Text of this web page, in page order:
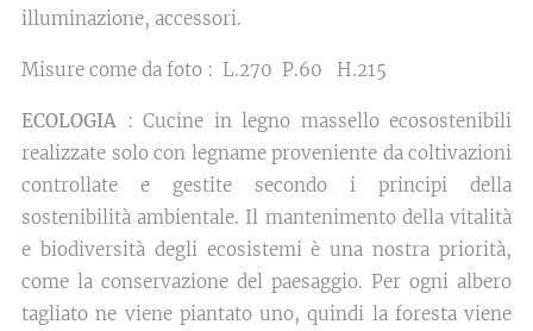
illuminazione, accessori.
Misure come da foto : L.270 P.60 H.215
ECOLOGIA : Cucine in legno massello ecosostenibili
realizzate solo con legname proveniente da coltivazioni
controllate e gestite secondo i principi della
sostenibilità ambientale. Il mantenimento della vitalità
e biodiversità degli ecosistemi è una nostra priorità,
come la conservazione del paesaggio. Per ogni albero
tagliato ne viene piantato uno, quindi la foresta viene